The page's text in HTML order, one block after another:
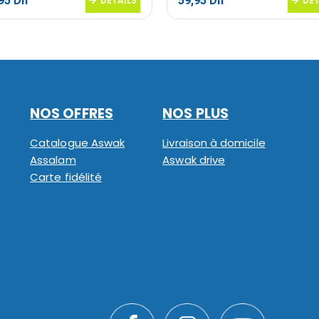
NOS OFFRES
Catalogue Aswak
Assalam
Carte fidélité
NOS PLUS
Livraison à domicile
Aswak drive